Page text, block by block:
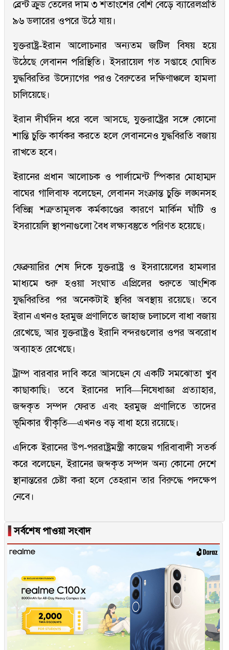
ব্রেন্ট ক্রুড তেলের দাম ৩ শতাংশের বেশি বেড়ে ব্যারেলপ্রতি
৯৬ ডলারের ওপরে উঠে যায়।
যুক্তরাষ্ট্র-ইরান আলোচনার অন্যতম জটিল বিষয় হয়ে
উঠেছে লেবানন পরিস্থিতি। ইসরায়েল গত সপ্তাহে ঘোষিত
যুদ্ধবিরতির উদ্যোগের পরও বৈরুতের দক্ষিণাঞ্চলে হামলা
চালিয়েছে।
ইরান দীর্ঘদিন ধরে বলে আসছে, যুক্তরাষ্ট্রের সঙ্গে কোনো
শান্তি চুক্তি কার্যকর করতে হলে লেবাননেও যুদ্ধবিরতি বজায়
রাখতে হবে।
ইরানের প্রধান আলোচক ও পার্লামেন্ট স্পিকার মোহাম্মদ
বাঘের গালিবাফ বলেছেন, লেবানন সংক্রান্ত চুক্তি লঙ্ঘনসহ
বিভিন্ন শত্রুতামূলক কর্মকাণ্ডের কারণে মার্কিন ঘাঁটি ও
ইসরায়েলি স্থাপনাগুলো বৈধ লক্ষ্যবস্তুতে পরিণত হয়েছে।
ফেব্রুয়ারির শেষ দিকে যুক্তরাষ্ট্র ও ইসরায়েলের হামলার
মাধ্যমে শুরু হওয়া সংঘাত এপ্রিলের শুরুতে আংশিক
যুদ্ধবিরতির পর অনেকটাই স্থবির অবস্থায় রয়েছে। তবে
ইরান এখনও হরমুজ প্রণালিতে জাহাজ চলাচলে বাধা বজায়
রেখেছে, আর যুক্তরাষ্ট্রও ইরানি বন্দরগুলোর ওপর অবরোধ
অব্যাহত রেখেছে।
ট্রাম্প বারবার দাবি করে আসছেন যে একটি সমঝোতা খুব
কাছাকাছি। তবে ইরানের দাবি—নিষেধাজ্ঞা প্রত্যাহার,
জব্দকৃত সম্পদ ফেরত এবং হরমুজ প্রণালিতে তাদের
ভূমিকার স্বীকৃতি—এখনও বড় বাধা হয়ে রয়েছে।
এদিকে ইরানের উপ-পররাষ্ট্রমন্ত্রী কাজেম গরিবাবাদী সতর্ক
করে বলেছেন, ইরানের জব্দকৃত সম্পদ অন্য কোনো দেশে
স্থানান্তরের চেষ্টা করা হলে তেহরান তার বিরুদ্ধে পদক্ষেপ
নেবে।
▐সর্বশেষ পাওয়া সংবাদ